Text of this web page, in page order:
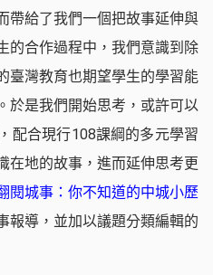
帶給了我們一個把故事延伸與
的合作過程中，我們意識到除
臺灣教育也期望學生的學習能
於是我們開始思考，或許可以
配合現行108課綱的多元學習
在地的故事，進而延伸思考更
閱城事：你不知道的中城小歷
報導，並加以議題分類編輯的